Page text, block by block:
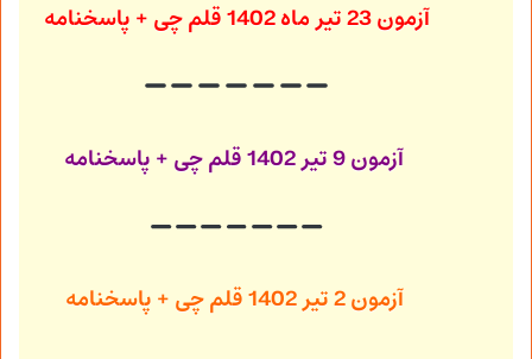
آزمون 23 تیر ماه 1402 قلم چی + پاسخنامه
آزمون 9 تیر 1402 قلم چی + پاسخنامه
آزمون 2 تیر 1402 قلم چی + پاسخنامه